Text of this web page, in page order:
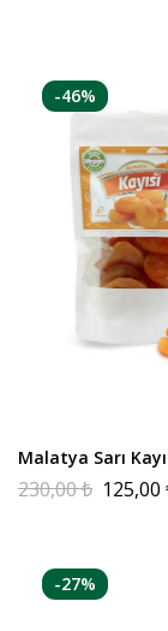
-46%
Malatya Sarı
230,00₺ 125,00
-27%